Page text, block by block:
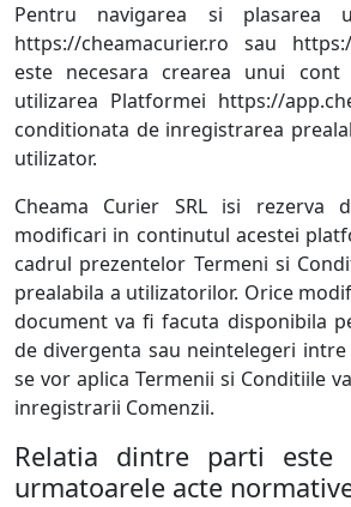
Pentru navigarea si plasarea
https://cheamacurier.ro sau
este necesara crearea unui
utilizarea Platformei https://
conditionata de inregistrarea
utilizator.
Cheama Curier SRL isi rezerva
modificari in continutul acestei
cadrul prezentelor Termeni si
prealabila a utilizatorilor. Orice
document va fi facuta disponibila
de divergenta sau neintelegeri
se vor aplica Termenii si Conditiile
inregistrarii Comenzii.
Relatia dintre parti este
urmatoarele acte